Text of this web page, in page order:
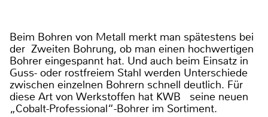
Beim Bohren von Metall merkt man spätestens bei
der Zweiten Bohrung, ob man einen hochwertigen
Bohrer eingespannt hat. Und auch beim Einsatz in
Guss- oder rostfreiem Stahl werden Unterschiede
zwischen einzelnen Bohrern schnell deutlich. Für
diese Art von Werkstoffen hat KWB seine neuen
„Cobalt-Professional“-Bohrer im Sortiment.